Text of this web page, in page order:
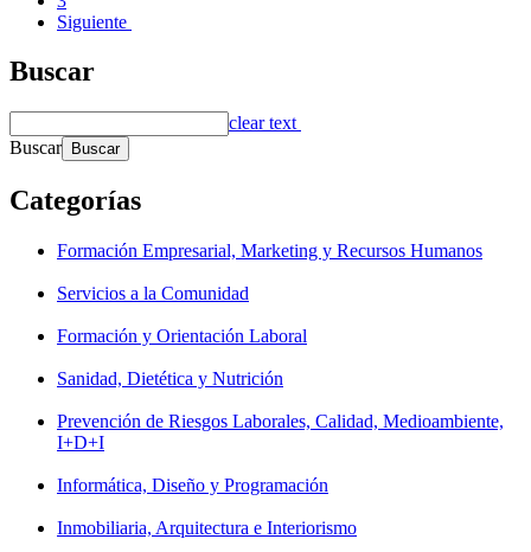
Siguiente
Buscar
clear text
Buscar
Categorías
Formación Empresarial, Marketing y Recursos Humanos
Servicios a la Comunidad
Formación y Orientación Laboral
Sanidad, Dietética y Nutrición
Prevención de Riesgos Laborales, Calidad, Medioambiente,
I+D+I
Informática, Diseño y Programación
Inmobiliaria, Arquitectura e Interiorismo